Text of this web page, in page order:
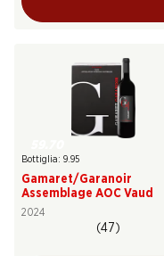
Bottiglia: 9.95
Gamaret/Garanoir
Assemblage AOC Vaud
2024
(47)